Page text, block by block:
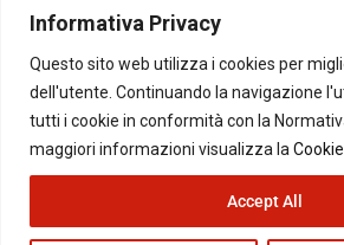
Informativa Privacy
Questo sito web utilizza i cookies per
dell'utente. Continuando la navigazione
tutti i cookie in conformità con la
maggiori informazioni visualizza la
Accept All
Per la tua
© Copyright 2026 - Il Blog di Beppe Grillo. All
happygrafic.com